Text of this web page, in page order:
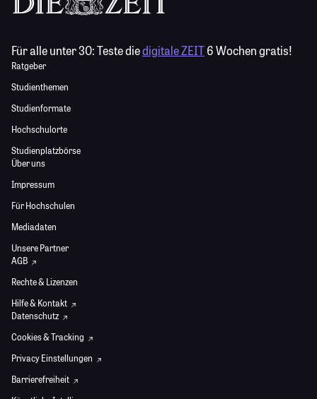
Für alle unter 30:Teste diedigitale ZEIT6 Wochen gratis!
Ratgeber
Studienthemen
Studienformate
Hochschulorte
Studienplatzbörse
Über uns
Impressum
Für Hochschulen
Mediadaten
Unsere Partner
AGB
Rechte & Lizenzen
Hilfe & Kontakt
Datenschutz
Cookies & Tracking
Privacy Einstellungen
Barrierefreiheit